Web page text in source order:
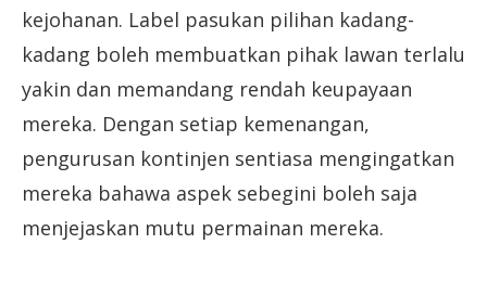
kejohanan. Label pasukan pilihan kadang-
kadang boleh membuatkan pihak lawan terlalu
yakin dan memandang rendah keupayaan
mereka. Dengan setiap kemenangan,
pengurusan kontinjen sentiasa mengingatkan
mereka bahawa aspek sebegini boleh saja
menjejaskan mutu permainan mereka.